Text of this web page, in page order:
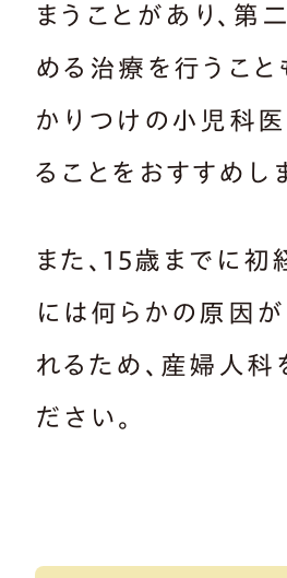
まうことがあり、第
める治療を行うこと
かりつけの小児科
ることをおすすめしま
また、15歳までに
には何らかの原因
れるため、産婦人科
ださい。